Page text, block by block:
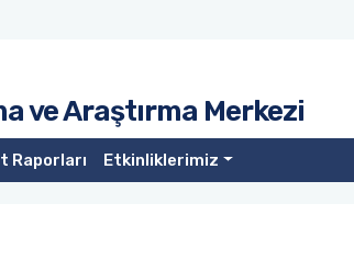
ve Araştırma Merkezi
Raporları Etkinliklerimiz